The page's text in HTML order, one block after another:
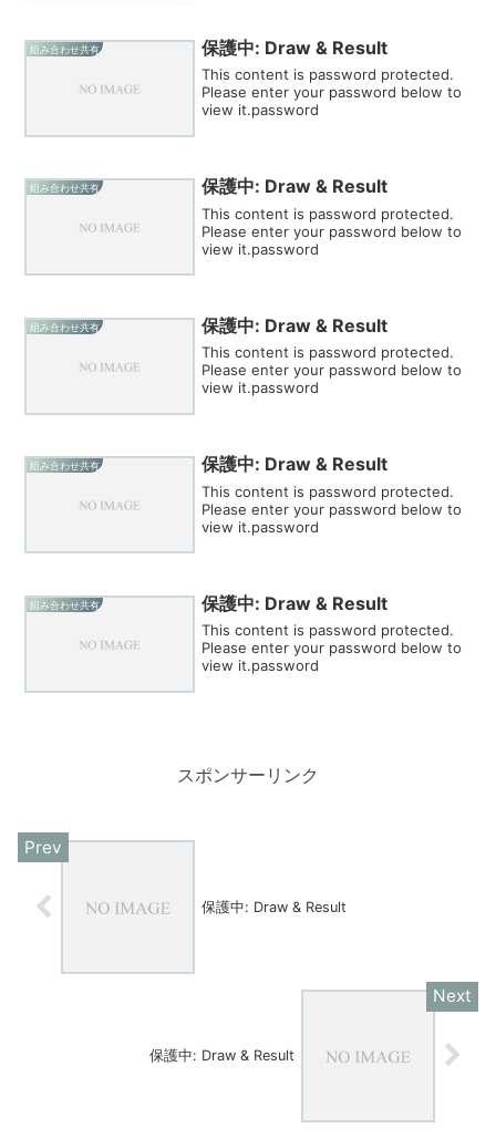
組み合わせ共有 保護中: Draw & Result
This content is password protected.
Please enter your password below to
view it.password
組み合わせ共有 保護中: Draw & Result
This content is password protected.
Please enter your password below to
view it.password
組み合わせ共有 保護中: Draw & Result
This content is password protected.
Please enter your password below to
view it.password
組み合わせ共有 保護中: Draw & Result
This content is password protected.
Please enter your password below to
view it.password
組み合わせ共有 保護中: Draw & Result
This content is password protected.
Please enter your password below to
view it.password
スポンサーリンク
保護中: Draw & Result
保護中: Draw & Result